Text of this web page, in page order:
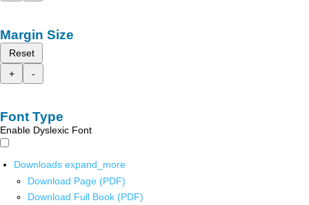
Margin Size
Reset
+
-
Font Type
Enable Dyslexic Font
Downloads expand_more
Download Page (PDF)
Download Full Book (PDF)